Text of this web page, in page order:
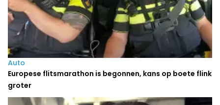
Auto
Europese flitsmarathon is begonnen, kans op boete flink
groter